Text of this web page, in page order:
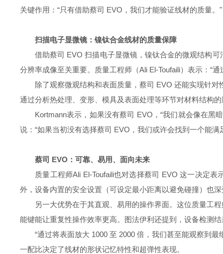
关键作用：“只有借助蔡司 EVO，我们才能验证线材的质量。"
扫描电子显微镜：镍钛合金线材的质量保障
借助蔡司 EVO 扫描电子显微镜，镍钛合金的微观结构
分辨率成像至关重要。质量工程师（Ali El-Toufaili）表示：“
除了观察微观结构和表面质量，蔡司 EVO 还能实现针
通过分析热处理、变形、模具及表面处理等环节对材料结构
Kortmann表示，如果没有蔡司 EVO，“我们就会像在黑
说：“如果当初没有选择蔡司 EVO，我们或许会找到一个能
蔡司 EVO：可靠、易用、面向未来
质量工程师Ali El-Toufaili也对选择蔡司 EVO 这一决定表
外，设备内置的安全设置（可设定最小距离以避免碰撞）也
另一大优势在于其直观、易用的操作界面。这位质量工
能键能让重复性操作效率更高。图法伊利还提到，设备检测
“通过将表面放大 1000 至 2000 倍，我们甚至能观察到
一配比决定了线材的形状记忆特性和超弹性表现。